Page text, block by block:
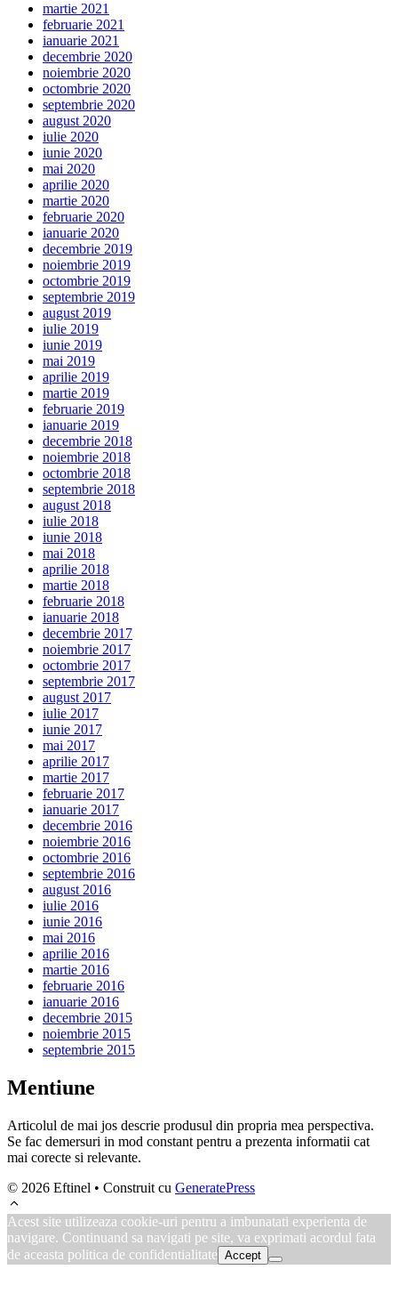
martie 2021
februarie 2021
ianuarie 2021
decembrie 2020
noiembrie 2020
octombrie 2020
septembrie 2020
august 2020
iulie 2020
iunie 2020
mai 2020
aprilie 2020
martie 2020
februarie 2020
ianuarie 2020
decembrie 2019
noiembrie 2019
octombrie 2019
septembrie 2019
august 2019
iulie 2019
iunie 2019
mai 2019
aprilie 2019
martie 2019
februarie 2019
ianuarie 2019
decembrie 2018
noiembrie 2018
octombrie 2018
septembrie 2018
august 2018
iulie 2018
iunie 2018
mai 2018
aprilie 2018
martie 2018
februarie 2018
ianuarie 2018
decembrie 2017
noiembrie 2017
octombrie 2017
septembrie 2017
august 2017
iulie 2017
iunie 2017
mai 2017
aprilie 2017
martie 2017
februarie 2017
ianuarie 2017
decembrie 2016
noiembrie 2016
octombrie 2016
septembrie 2016
august 2016
iulie 2016
iunie 2016
mai 2016
aprilie 2016
martie 2016
februarie 2016
ianuarie 2016
decembrie 2015
noiembrie 2015
septembrie 2015
Mentiune
Articolul de mai jos descrie produsul din propria mea perspectiva.
Se fac demersuri in mod constant pentru a prezenta informatii cat
mai corecte si relevante.
© 2026 Eftinel • Construit cu GeneratePress
Acest site utilizeaza cookie-uri pentru a imbunatati experienta de
navigare. Continuand sa navigati pe site, va exprimati acordul fata
de aceasta politica de confidentialitate Accept